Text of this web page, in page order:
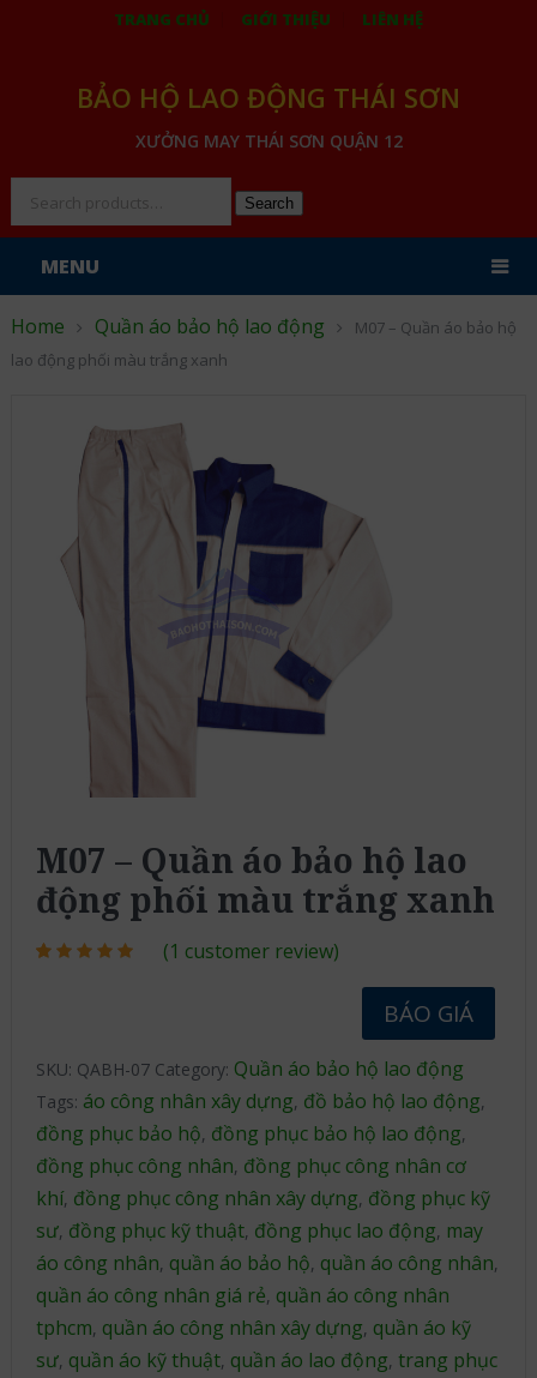
TRANG CHỦ GIỚI THIỆU LIÊN HỆ
BẢO HỘ LAO ĐỘNG THÁI SƠN
XƯỞNG MAY THÁI SƠN QUẬN 12
Search
MENU
Home Quần áo bảo hộ lao động
M07 – Quần áo bảo hộ
lao động phối màu trắng xanh
M07 – Quần áo bảo hộ lao
động phối màu trắng xanh
(1 customer review)
BÁO GIÁ
SKU: QABH-07 Category: Quần áo bảo hộ lao động
Tags: áo công nhân xây dựng, đồ bảo hộ lao động,
đồng phục bảo hộ, đồng phục bảo hộ lao động,
đồng phục công nhân, đồng phục công nhân cơ
khí, đồng phục công nhân xây dựng, đồng phục kỹ
sư, đồng phục kỹ thuật, đồng phục lao động, may
áo công nhân, quần áo bảo hộ, quần áo công nhân,
quần áo công nhân giá rẻ, quần áo công nhân
tphcm, quần áo công nhân xây dựng, quần áo kỹ
sư, quần áo kỹ thuật, quần áo lao động, trang phục